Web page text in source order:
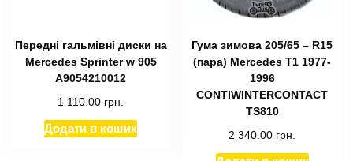
Передні гальмівні диски на
Mercedes Sprinter w 905
А9054210012
1 110.00 грн.
Додати в кошик
Гума зимова 205/65 – R15
(пара) Mercedes T1 1977-
1996
CONTIWINTERCONTACT
TS810
2 340.00 грн.